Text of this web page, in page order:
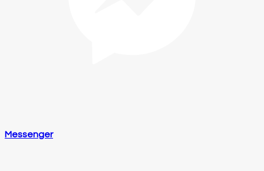
Messenger